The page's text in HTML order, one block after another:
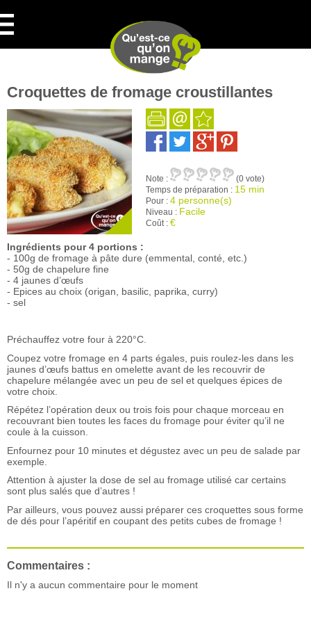
Croquettes de fromage croustillantes
Note :
(0 vote)
Temps de préparation : 15 min
Pour : 4 personne(s)
Niveau : Facile
Coût : €
Ingrédients pour 4 portions :
- 100g de fromage à pâte dure (emmental, conté, etc.)
- 50g de chapelure fine
- 4 jaunes d’œufs
- Epices au choix (origan, basilic, paprika, curry)
- sel
Préchauffez votre four à 220°C.
Coupez votre fromage en 4 parts égales, puis roulez-les dans les
jaunes d’œufs battus en omelette avant de les recouvrir de
chapelure mélangée avec un peu de sel et quelques épices de
votre choix.
Répétez l’opération deux ou trois fois pour chaque morceau en
recouvrant bien toutes les faces du fromage pour éviter qu’il ne
coule à la cuisson.
Enfournez pour 10 minutes et dégustez avec un peu de salade par
exemple.
Attention à ajuster la dose de sel au fromage utilisé car certains
sont plus salés que d’autres !
Par ailleurs, vous pouvez aussi préparer ces croquettes sous forme
de dés pour l’apéritif en coupant des petits cubes de fromage !
Commentaires :
Il n'y a aucun commentaire pour le moment